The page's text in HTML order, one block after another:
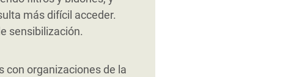
más difícil acceder.
sensibilización.
con organizaciones de la